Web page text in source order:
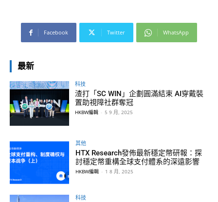
Facebook Twitter WhatsApp
最新
科技
渣打「SC WIN」企劃圓滿結束 AI穿戴裝
置助視障社群奪冠
HKBW編輯 - 5 9 月, 2025
其他
HTX Research發佈最新穩定幣研報：探
討穩定幣重構全球支付體系的深遠影響
HKBW編輯 - 1 8 月, 2025
科技